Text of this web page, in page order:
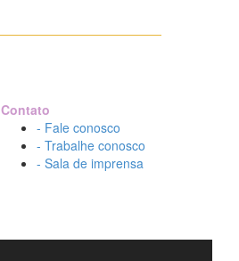
Contato
- Fale conosco
- Trabalhe conosco
- Sala de imprensa